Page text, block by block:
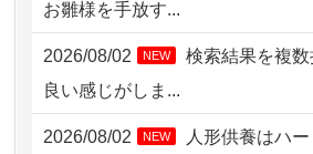
2026/08/01 11:07 さいたの方か
お雛様を手放す...
2026/08/02 NEW
検索結果を複
良い感じがしま...
2026/08/02 NEW
人形供養はハ